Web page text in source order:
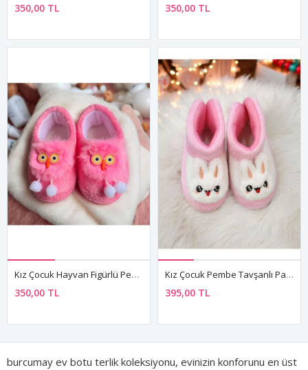
350,00 TL 350,00 TL
Kız Çocuk Hayvan Figürlü Pembe Panduf Kışlık Yumuşak Peluş Ev Ayakkabısı
350,00 TL
Kız Çocuk Pembe Tavşanlı Panduf Kışlık Yumuşak Peluş Ev Ayakkabısı
395,00 TL
burcumay ev botu terlik koleksiyonu, evinizin konforunu en üst